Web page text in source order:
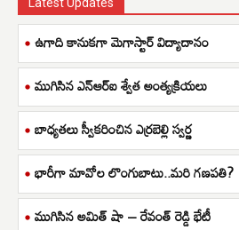
ఉగాది కానుకగా మెగాస్టార్ విద్యాదానం
ముగిసిన ఎన్ఆర్ఐ శ్వేత అంత్యక్రియలు
బాధ్యతలు స్వీకరించిన ఎర్రబెల్లి స్వర్ణ
భారీగా మావోల లొంగుబాటు..మరి గణపతి?
ముగిసిన అమిత్ షా – రేవంత్ రెడ్డి భేటీ